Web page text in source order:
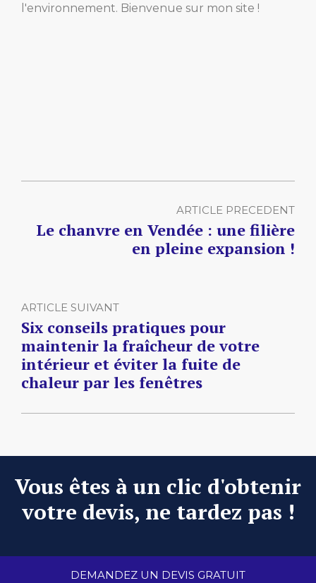
l'environnement. Bienvenue sur mon site !
ARTICLE PRECEDENT
Le chanvre en Vendée : une filière
en pleine expansion !
ARTICLE SUIVANT
Six conseils pratiques pour
maintenir la fraîcheur de votre
intérieur et éviter la fuite de
chaleur par les fenêtres
Vous êtes à un clic d'obtenir
votre devis, ne tardez pas !
DEMANDEZ UN DEVIS GRATUIT